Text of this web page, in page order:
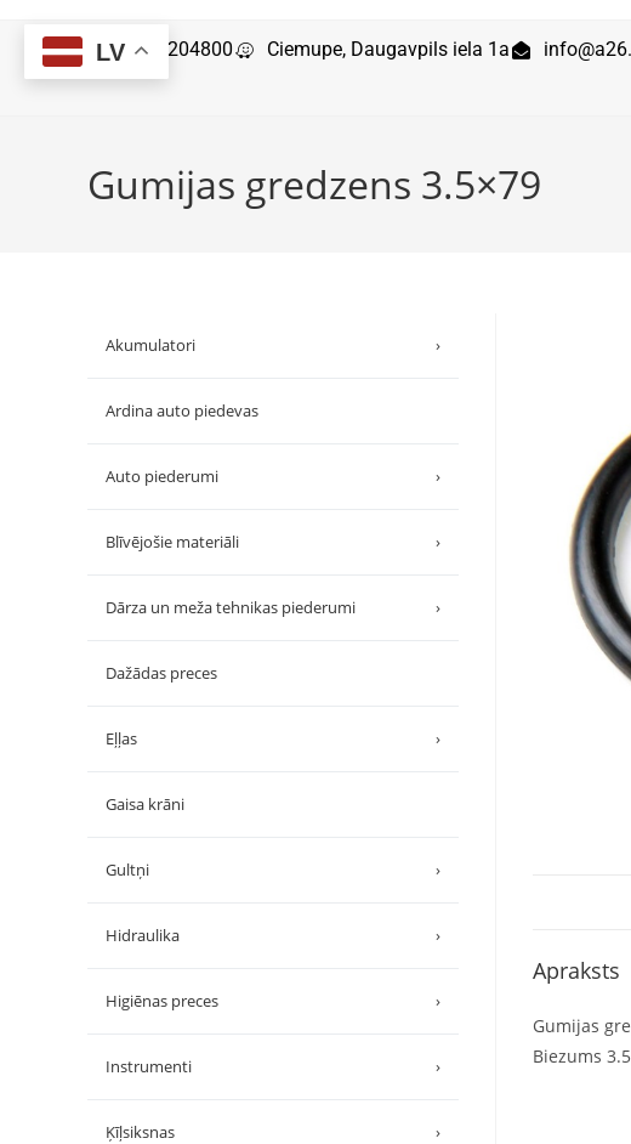
29204800 Ciemupe, Daugavpils iela 1a
Gumijas gredzens 3.5×79
Apraksts
Gumijas
Biezums
Akumulatori ›
Ardina auto piedevas
Auto piederumi ›
Blīvējošie materiāli ›
Dārza un meža tehnikas piederumi ›
Dažādas preces
Eļļas ›
Gaisa krāni
Gultņi ›
Hidraulika ›
Higiēnas preces ›
Instrumenti ›
Ķīļsiksnas ›
LV